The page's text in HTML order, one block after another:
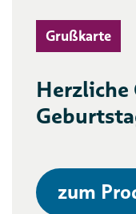
Grußkarte
Herzliche
zum